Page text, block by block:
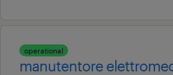
operational
manutentore